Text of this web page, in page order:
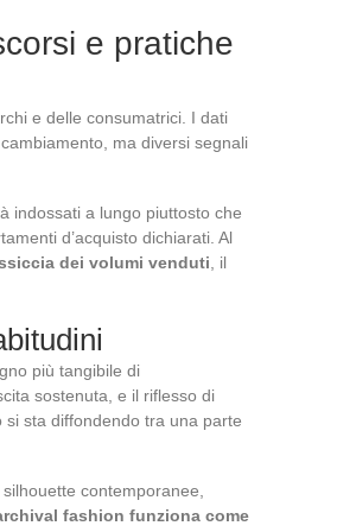
e pratiche
e delle consumatrici. I dati
ma diversi segnali
indossati a lungo piuttosto che
d’acquisto dichiarati. Al
dei volumi venduti , il
più tangibile di
sostenuta, e il riflesso di
sta diffondendo tra una parte
contemporanee,
fashion funziona come